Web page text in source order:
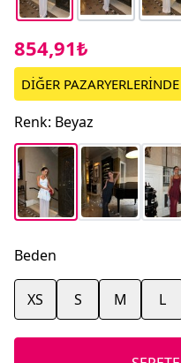
854,91₺
DİĞER PAZARYERLERİNDE
Renk: Beyaz
Beden
XS S M L